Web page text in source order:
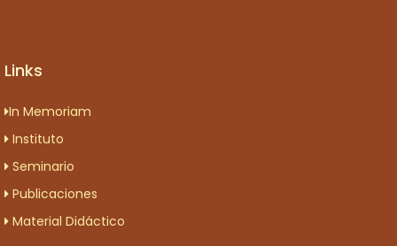
Links
In Memoriam
Instituto
Seminario
Publicaciones
Material Didáctico